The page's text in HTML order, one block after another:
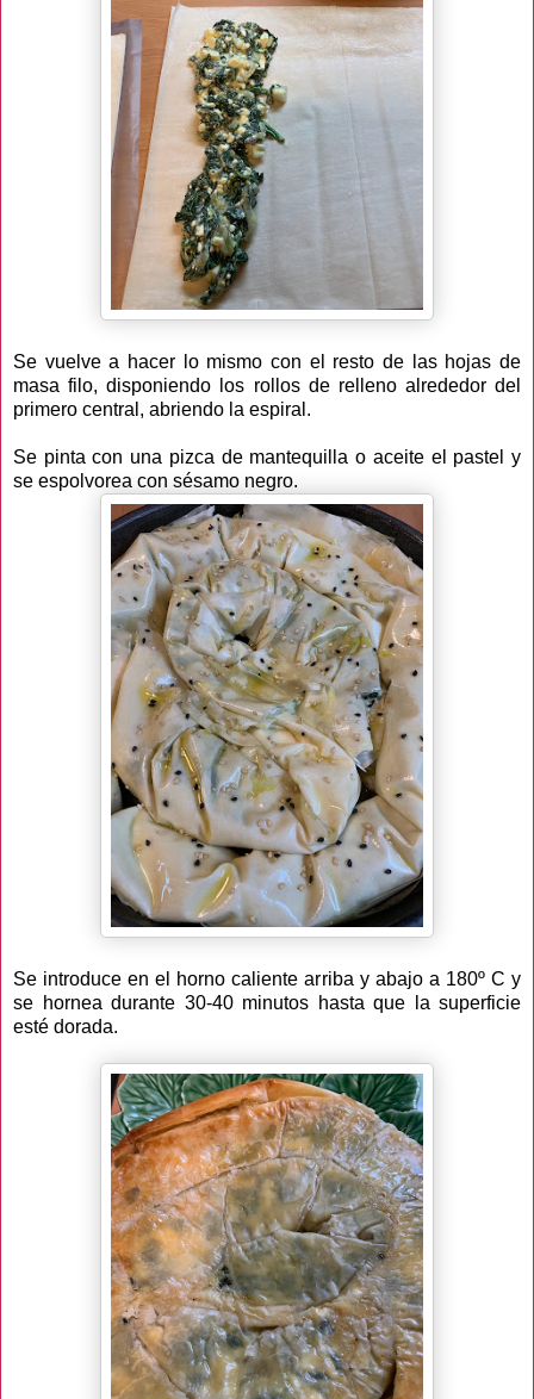
Se vuelve a hacer lo mismo con el resto de las hojas de
masa filo, disponiendo los rollos de relleno alrededor del
primero central, abriendo la espiral.
Se pinta con una pizca de mantequilla o aceite el pastel y
se espolvorea con sésamo negro.
Se introduce en el horno caliente arriba y abajo a 180º C y
se hornea durante 30-40 minutos hasta que la superficie
esté dorada.